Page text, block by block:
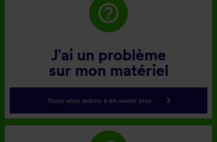
help_outline
J'ai un problème
sur mon matériel
Nous vous aidons à en savoir plus keyboard_arrow_right